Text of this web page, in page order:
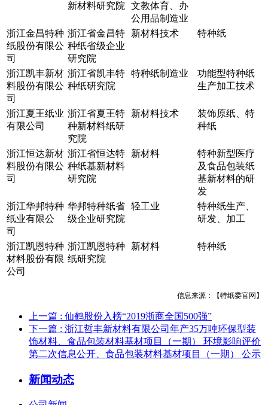
新材料研究院
文教体育、办
公用品制造业
浙江金昌特种
纸股份有限公
司
浙江省金昌特
种纸省级企业
研究院
新材料技术 特种纸
浙江凯丰新材
料股份有限公
司
浙江省凯丰特
种纸研究院
特种纸制造业
功能型特种纸
生产加工技术
浙江夏王纸业
有限公司
浙江省夏王特
种新材料纸研
究院
新材料技术
装饰原纸、特
种纸
浙江恒达新材
料股份有限公
司
浙江省恒达特
种纸基新材料
研究院
新材料
特种新型医疗
及食品包装纸
基新材料的研
发
浙江华邦特种
纸业有限公
司
华邦特种纸省
级企业研究院
轻工业
特种纸生产、
研发、加工
浙江凯恩特种
材料股份有限
公司
浙江凯恩特种
纸研究院
新材料 特种纸
信息来源：【特纸委官网】
上一篇 : 仙鹤股份入榜“2019浙商全国500强”
下一篇 : 浙江哲丰新材料有限公司年产35万吨环保型装
饰材料、食品包装材料基材项目（一期） 环境影响评价
第二次信息公开、食品包装材料基材项目（一期） 公示
新闻动态